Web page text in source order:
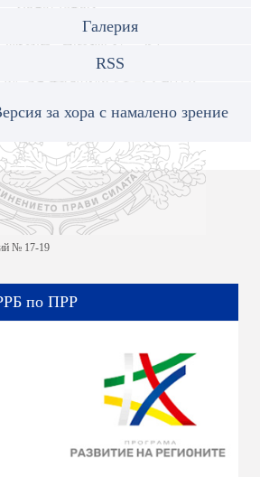
Галерия
RSS
за хора с намалено зрение
№ 17-19
по ПРР